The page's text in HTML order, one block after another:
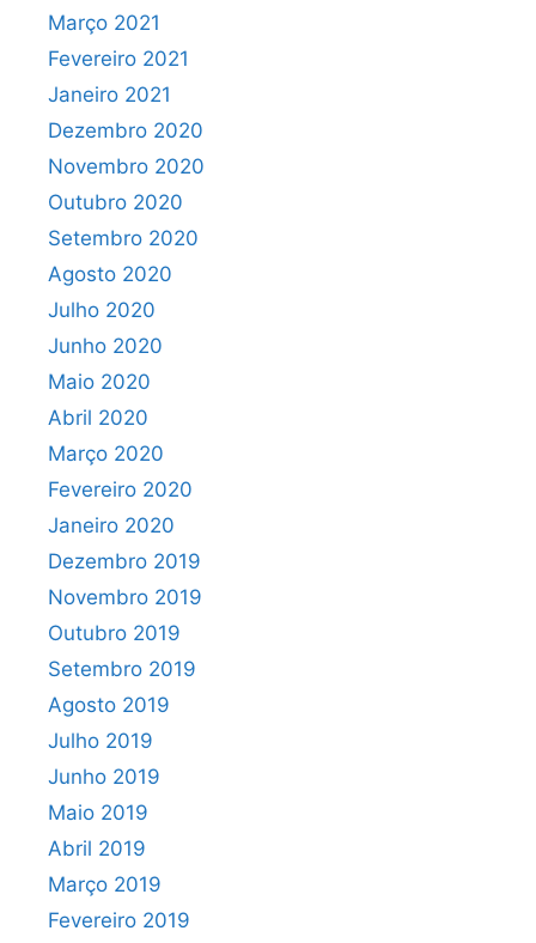
Março 2021
Fevereiro 2021
Janeiro 2021
Dezembro 2020
Novembro 2020
Outubro 2020
Setembro 2020
Agosto 2020
Julho 2020
Junho 2020
Maio 2020
Abril 2020
Março 2020
Fevereiro 2020
Janeiro 2020
Dezembro 2019
Novembro 2019
Outubro 2019
Setembro 2019
Agosto 2019
Julho 2019
Junho 2019
Maio 2019
Abril 2019
Março 2019
Fevereiro 2019